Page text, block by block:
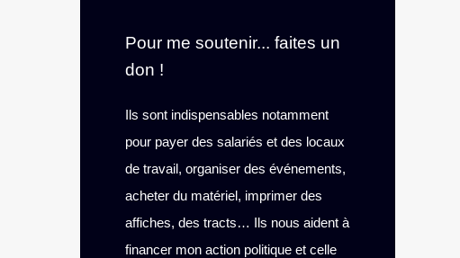
Pour me soutenir... faites un
don !
Ils sont indispensables notamment
pour payer des salariés et des locaux
de travail, organiser des événements,
acheter du matériel, imprimer des
affiches, des tracts… Ils nous aident à
financer mon action politique et celle